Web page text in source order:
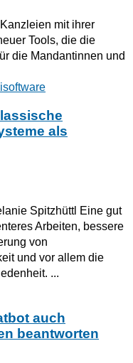
mit ihrer
Tools, die die
die Mandantinnen und
als
Spitzhüttl Eine gut
Arbeiten, bessere
von
und vor allem die
...
auch
beantworten